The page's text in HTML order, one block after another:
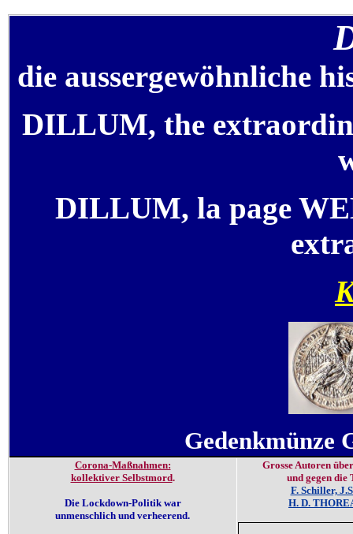
die aussergewöhnliche
DILLUM, the
DILLUM, la page
Gedenkmünze
Corona-Maßnahmen:
kollektiver Selbstmord.
Die Lockdown-Politik war
unmenschlich und verheerend.
Grosse Autoren
und gegen die
F. Schiller,
H. D.